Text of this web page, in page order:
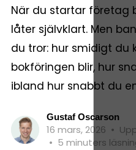
När du startar företag
låter självklart. Men
du tror: hur smidigt du
bokföringen blir, hur
ibland hur snabbt du
Gustaf Oscarson
16 mars, 2026 •
• 5 minuters